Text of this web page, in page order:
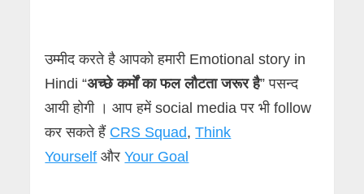
उम्मीद करते है आपको हमारी Emotional story in
Hindi “अच्छे कर्मों का फल लौटता जरूर है” पसन्द
आयी होगी । आप हमें social media पर भी follow
कर सकते हैं CRS Squad,Think
Yourself औरYour Goal